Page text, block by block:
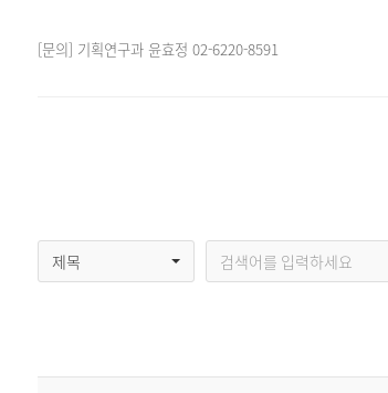
[문의] 기획연구과 윤효정 02-6220-8591
제목